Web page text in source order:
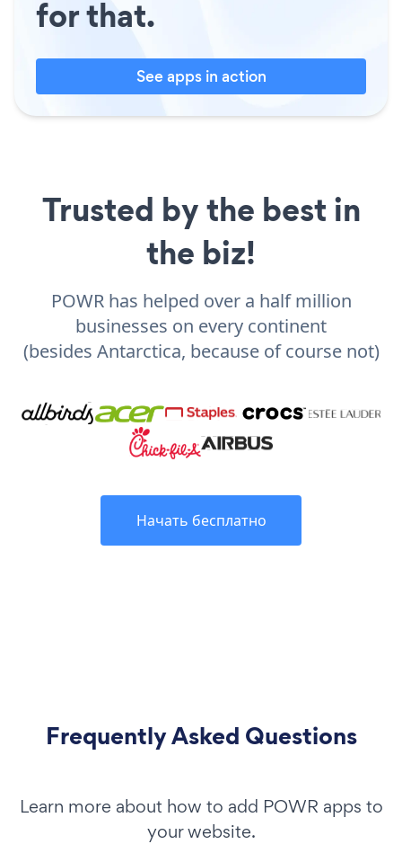
for that.
See apps in action
Trusted by the best in
the biz!
POWR has helped over a half million
businesses on every continent
(besides Antarctica, because of course not)
Начать бесплатно
Frequently Asked Questions
Learn more about how to add POWR apps to
your website.